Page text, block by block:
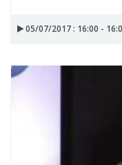
05/07/2017 : 16:00 -